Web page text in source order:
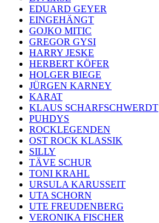
EDUARD GEYER
EINGEHÄNGT
GOJKO MITIC
GREGOR GYSI
HARRY JESKE
HERBERT KÖFER
HOLGER BIEGE
JÜRGEN KARNEY
KARAT
KLAUS SCHARFSCHWERDT
PUHDYS
ROCKLEGENDEN
OST ROCK KLASSIK
SILLY
TÄVE SCHUR
TONI KRAHL
URSULA KARUSSEIT
UTA SCHORN
UTE FREUDENBERG
VERONIKA FISCHER